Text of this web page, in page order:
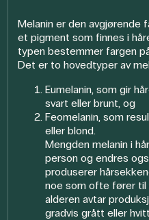
Melanin er den avgjørende
et pigment som finnes i
typen bestemmer fargen
Det er to hovedtyper av
Eumelanin, som gir
svart eller brunt, og
Feomelanin, som
eller blond.
Mengden melanin i
person og endres
produserer
noe som ofte fører til
alderen avtar
gradvis grått eller hvitt.